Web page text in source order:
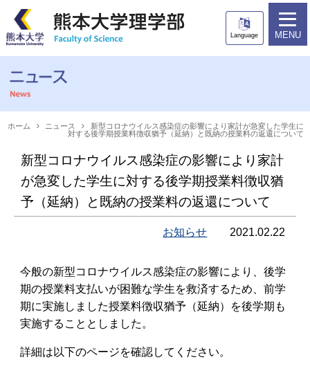
Language
ホーム ニュース
新型コロナウイルス感染症の影響により家計が急変した学生に
対する後学期授業料徴収猶予（延納）と既納の授業料の返還について
新型コロナウイルス感染症の影響により家計
が急変した学生に対する後学期授業料徴収猶
予（延納）と既納の授業料の返還について
お知らせ 2021.02.22
今般の新型コロナウイルス感染症の影響により、後学
期の授業料支払いが困難な学生を救済するため、前学
期に実施しました授業料徴収猶予（延納）を後学期も
実施することとしました。
詳細は以下のページを確認してください。
MENU
ホーム 理学部について
教育プログラム
教員一覧
受験生の方 在学生の方
一般・企業の方